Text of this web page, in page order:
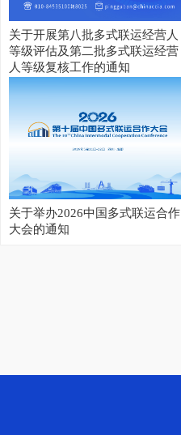
关于开展第八批多式联运经营人
等级评估及第二批多式联运经营
人等级复核工作的通知
关于举办2026中国多式联运合作
大会的通知